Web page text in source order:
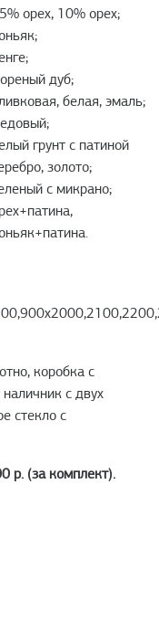
орех, 10% орех;
дуб;
белая, эмаль;
грунт с патиной
золото;
с микрано;
коробка с
с двух
стекло с
р. (за комплект).